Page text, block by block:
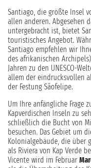
Santiago, die größte Insel
allen anderen. Abgesehen
untergebracht ist, bietet
touristisches Angebot.
Santiago empfehlen wir
des afrikanischen
Jahren zu den UNESCO-
allem der eindrucksvollen
der Festung Sãofelipe.
Um Ihre anfängliche Frage
Kapverdischen Inseln zu
schließlich die Bucht von
besuchen. Das Gebiet um
Kolonialgebäude, die über
als Riviera von Kap Verde
Vicente wird im Februar